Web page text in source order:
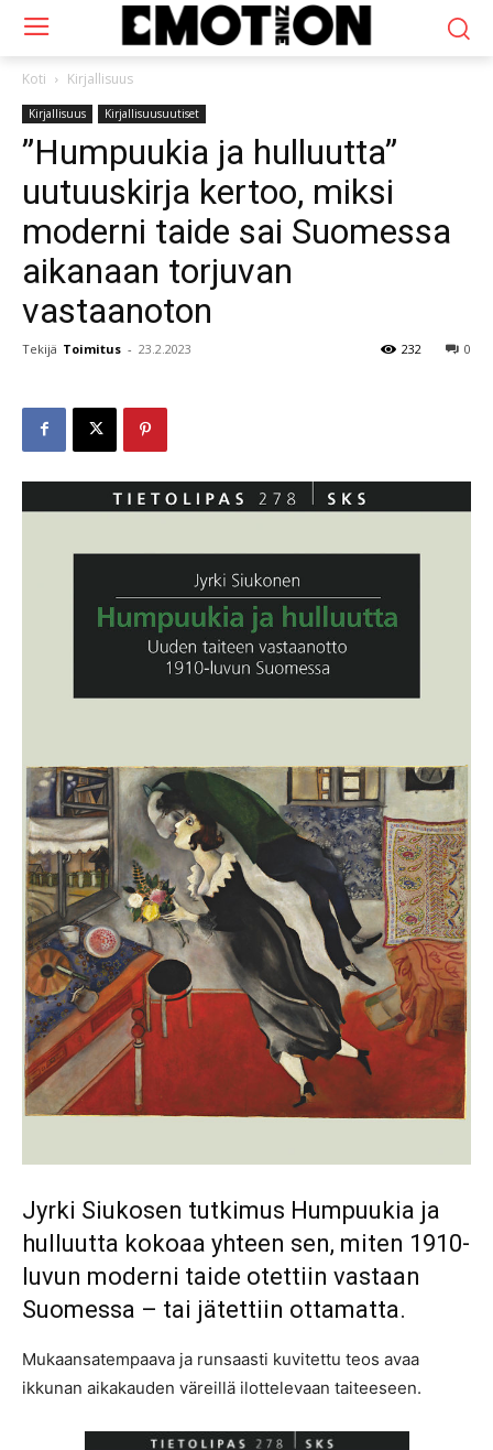
Koti Kirjallisuus
Kirjallisuus Kirjallisuusuutiset
”Humpuukia ja hulluutta”
uutuuskirja kertoo, miksi
moderni taide sai Suomessa
aikanaan torjuvan
vastaanoton
Tekijä Toimitus - 23.2.2023 0
232
Jyrki Siukosen tutkimus Humpuukia ja
hulluutta kokoaa yhteen sen, miten 1910-
luvun moderni taide otettiin vastaan
Suomessa – tai jätettiin ottamatta.
Mukaansatempaava ja runsaasti kuvitettu teos avaa
ikkunan aikakauden väreillä ilottelevaan taiteeseen.